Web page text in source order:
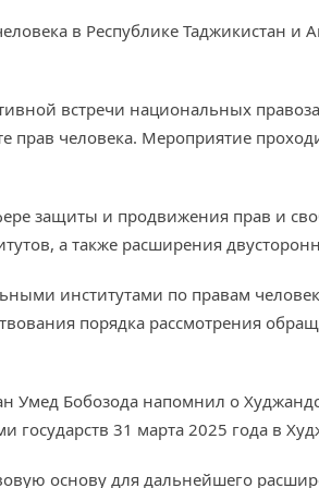
в Республике Таджикистан
встречи национальных
человека. Мероприятие
защиты и продвижения прав и
а также расширения
институтами по правам
порядка рассмотрения
Умед Бобозода напомнил о
государств 31 марта 2025 года в
основу для дальнейшего